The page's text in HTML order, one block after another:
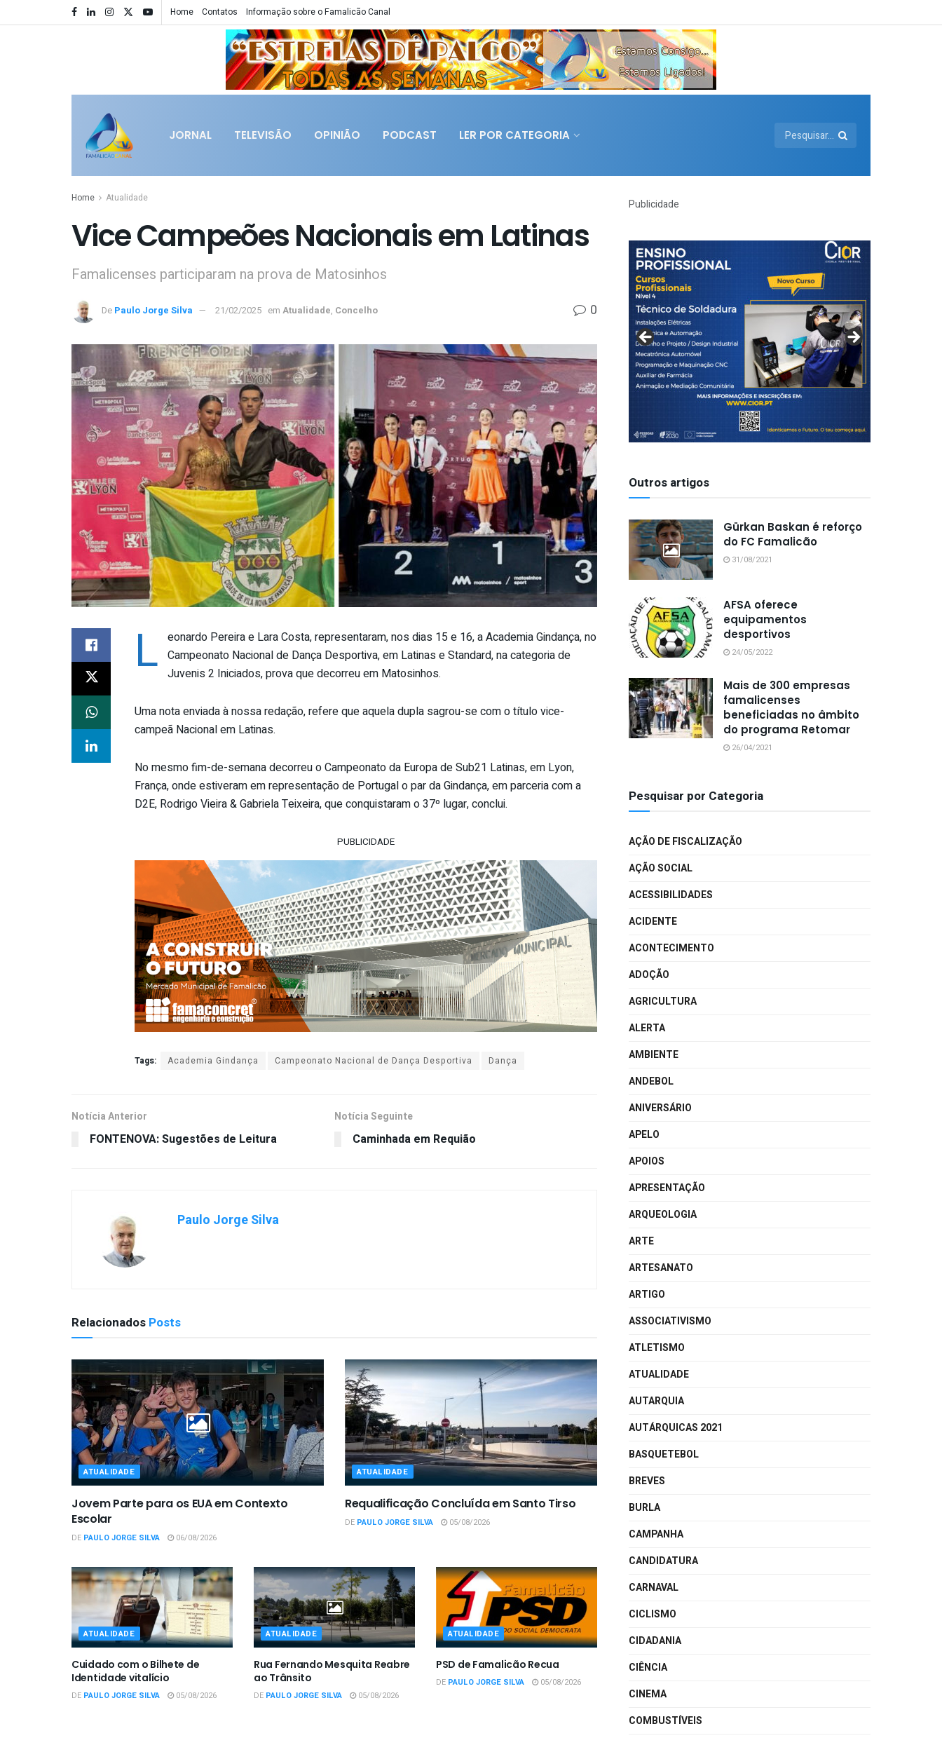
Home Contatos Informação sobre o Famalicão Canal
JORNAL TELEVISÃO OPINIÃO PODCAST LER POR CATEGORIA
Home Atualidade
Vice Campeões Nacionais em Latinas
Famalicenses participaram na prova de Matosinhos
De Paulo Jorge Silva 21/02/2025 em Atualidade, Concelho 0
L eonardo Pereira e Lara Costa, representaram, nos dias 15 e 16, a Academia Gindança, no
Campeonato Nacional de Dança Desportiva, em Latinas e Standard, na categoria de
Juvenis 2 Iniciados, prova que decorreu em Matosinhos.
Uma nota enviada à nossa redação, refere que aquela dupla sagrou-se com o título vice-
campeã Nacional em Latinas.
No mesmo fim-de-semana decorreu o Campeonato da Europa de Sub21 Latinas, em Lyon,
França, onde estiveram em representação de Portugal o par da Gindança, em parceria com a
D2E, Rodrigo Vieira & Gabriela Teixeira, que conquistaram o 37º lugar, conclui.
PUBLICIDADE
Tags: Academia Gindança Campeonato Nacional de Dança Desportiva Dança
Notícia Anterior
FONTENOVA: Sugestões de Leitura
Notícia Seguinte
Caminhada em Requião
Paulo Jorge Silva
Relacionados Posts
ATUALIDADE
Jovem Parte para os EUA em Contexto
Escolar
DE PAULO JORGE SILVA 06/08/2026
ATUALIDADE
Requalificação Concluída em Santo Tirso
DE PAULO JORGE SILVA 05/08/2026
ATUALIDADE
Cuidado com o Bilhete de
Identidade vitalício
DE PAULO JORGE SILVA 05/08/2026
ATUALIDADE
Rua Fernando Mesquita Reabre
ao Trânsito
DE PAULO JORGE SILVA 05/08/2026
ATUALIDADE
PSD de Famalicão Recua
DE PAULO JORGE SILVA 05/08/2026
Publicidade
Outros artigos
Gürkan Baskan é reforço
do FC Famalicão
31/08/2021
AFSA oferece
equipamentos
desportivos
24/05/2022
Mais de 300 empresas
famalicenses
beneficiadas no âmbito
do programa Retomar
26/04/2021
Pesquisar por Categoria
AÇÃO DE FISCALIZAÇÃO
AÇÃO SOCIAL
ACESSIBILIDADES
ACIDENTE
ACONTECIMENTO
ADOÇÃO
AGRICULTURA
ALERTA
AMBIENTE
ANDEBOL
ANIVERSÁRIO
APELO
APOIOS
APRESENTAÇÃO
ARQUEOLOGIA
ARTE
ARTESANATO
ARTIGO
ASSOCIATIVISMO
ATLETISMO
ATUALIDADE
AUTARQUIA
AUTÁRQUICAS 2021
BASQUETEBOL
BREVES
BURLA
CAMPANHA
CANDIDATURA
CARNAVAL
CICLISMO
CIDADANIA
CIÊNCIA
CINEMA
COMBUSTÍVEIS